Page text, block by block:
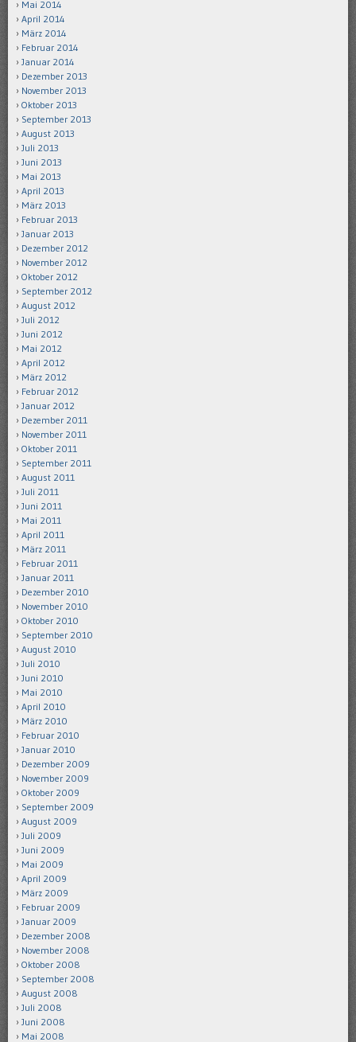
Mai 2014
April 2014
März 2014
Februar 2014
Januar 2014
Dezember 2013
November 2013
Oktober 2013
September 2013
August 2013
Juli 2013
Juni 2013
Mai 2013
April 2013
März 2013
Februar 2013
Januar 2013
Dezember 2012
November 2012
Oktober 2012
September 2012
August 2012
Juli 2012
Juni 2012
Mai 2012
April 2012
März 2012
Februar 2012
Januar 2012
Dezember 2011
November 2011
Oktober 2011
September 2011
August 2011
Juli 2011
Juni 2011
Mai 2011
April 2011
März 2011
Februar 2011
Januar 2011
Dezember 2010
November 2010
Oktober 2010
September 2010
August 2010
Juli 2010
Juni 2010
Mai 2010
April 2010
März 2010
Februar 2010
Januar 2010
Dezember 2009
November 2009
Oktober 2009
September 2009
August 2009
Juli 2009
Juni 2009
Mai 2009
April 2009
März 2009
Februar 2009
Januar 2009
Dezember 2008
November 2008
Oktober 2008
September 2008
August 2008
Juli 2008
Juni 2008
Mai 2008